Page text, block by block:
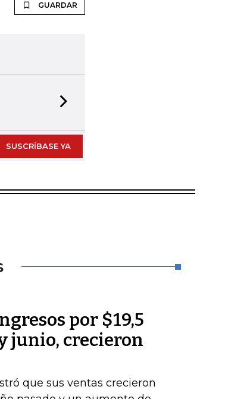
GUARDAR
SUSCRÍBASE YA
por $19,5
junio, crecieron
que sus ventas crecieron